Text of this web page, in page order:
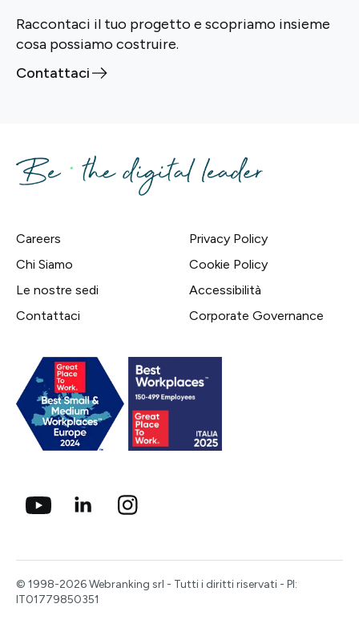
Raccontaci il tuo progetto e scopriamo insieme
cosa possiamo costruire.
Contattaci
Careers
Chi Siamo
Le nostre sedi
Contattaci
Privacy Policy
Cookie Policy
Accessibilità
Corporate Governance
© 1998-2026 Webranking srl - Tutti i diritti riservati - PI:
IT01779850351